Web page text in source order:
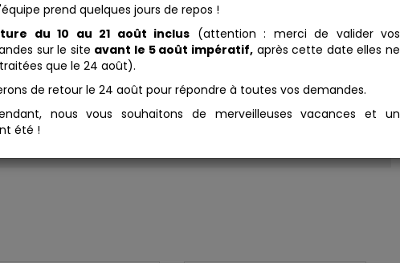
Ciel est une préparation
conçue en 1998,
par une très grande
de matière. Ce pigment
sans danger pour
et l'environnement. Il est
à 99% d'ingrédients
Ajouter au panier
prend quelques jours de repos !
du 10 au 21 août inclus (attention : merci de valider vos
sur le site avant le 5 août impératif,après cette date elles ne
que le 24 août).
de retour le 24 août pour répondre à toutes vos demandes.
nous vous souhaitons de merveilleuses vacances et un
été !